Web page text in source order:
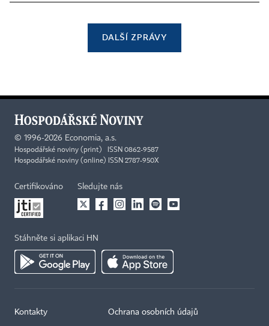
DALŠÍ ZPRÁVY
© 1996-2026 Economia, a.s.
Hospodářské noviny (print) ISSN 0862-9587
Hospodářské noviny (online) ISSN 2787-950X
Certifikováno Sledujte nás
Stáhněte si aplikaci HN
Kontakty Ochrana osobních údajů